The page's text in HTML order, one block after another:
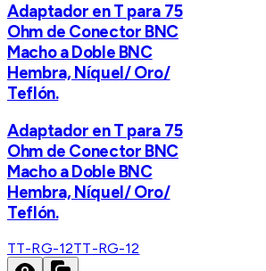
Adaptador en T para 75
Ohm de Conector BNC
Macho a Doble BNC
Hembra, Níquel/ Oro/
Teflón.
Adaptador en T para 75
Ohm de Conector BNC
Macho a Doble BNC
Hembra, Níquel/ Oro/
Teflón.
TT-RG-12TT-RG-12